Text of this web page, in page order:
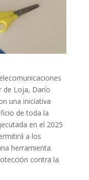
de Loja, Darío
una iniciativa
de toda la
en el 2025
a los
herramienta
contra la